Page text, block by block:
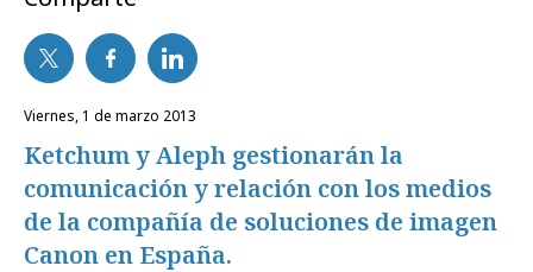
viernes, 1 de marzo 2013
Ketchum y Aleph gestionarán la
comunicación y relación con los medios
de la compañía de soluciones de imagen
Canon en España.